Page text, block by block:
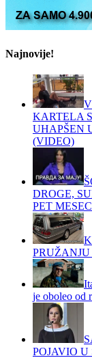
Najnovije!
KARTELA
UHAPŠEN
(VIDEO)
DROGE,
PET
je oboleo od
POJAVIO